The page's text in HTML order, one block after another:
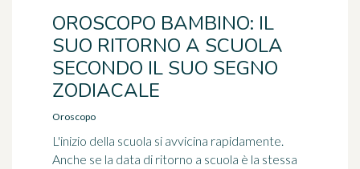
OROSCOPO BAMBINO: IL
SUO RITORNO A SCUOLA
SECONDO IL SUO SEGNO
ZODIACALE
Oroscopo
L'inizio della scuola si avvicina rapidamente.
Anche se la data di ritorno a scuola è la stessa